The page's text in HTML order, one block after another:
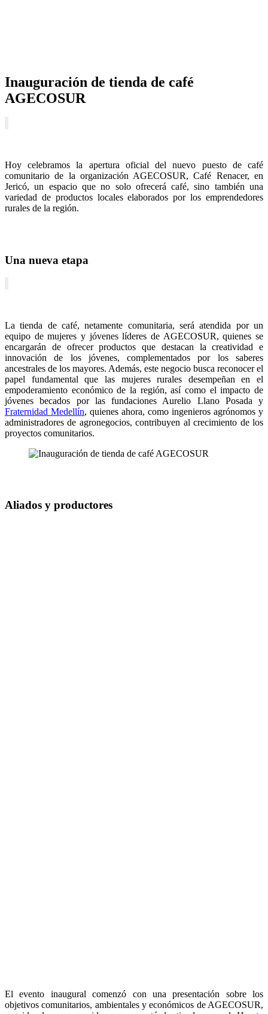
Inauguración de tienda de café
AGECOSUR
Hoy celebramos la apertura oficial del nuevo puesto de café
comunitario de la organización AGECOSUR, Café Renacer, en
Jericó, un espacio que no solo ofrecerá café, sino también una
variedad de productos locales elaborados por los emprendedores
rurales de la región.
Una nueva etapa
La tienda de café, netamente comunitaria, será atendida por un
equipo de mujeres y jóvenes líderes de AGECOSUR, quienes se
encargarán de ofrecer productos que destacan la creatividad e
innovación de los jóvenes, complementados por los saberes
ancestrales de los mayores. Además, este negocio busca reconocer el
papel fundamental que las mujeres rurales desempeñan en el
empoderamiento económico de la región, así como el impacto de
jóvenes becados por las fundaciones Aurelio Llano Posada y
Fraternidad Medellín, quienes ahora, como ingenieros agrónomos y
administradores de agronegocios, contribuyen al crecimiento de los
proyectos comunitarios.
Aliados y productores
El evento inaugural comenzó con una presentación sobre los
objetivos comunitarios, ambientales y económicos de AGECOSUR,